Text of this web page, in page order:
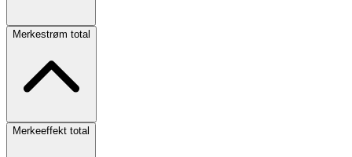
Merkestrøm total
Merkeeffekt total